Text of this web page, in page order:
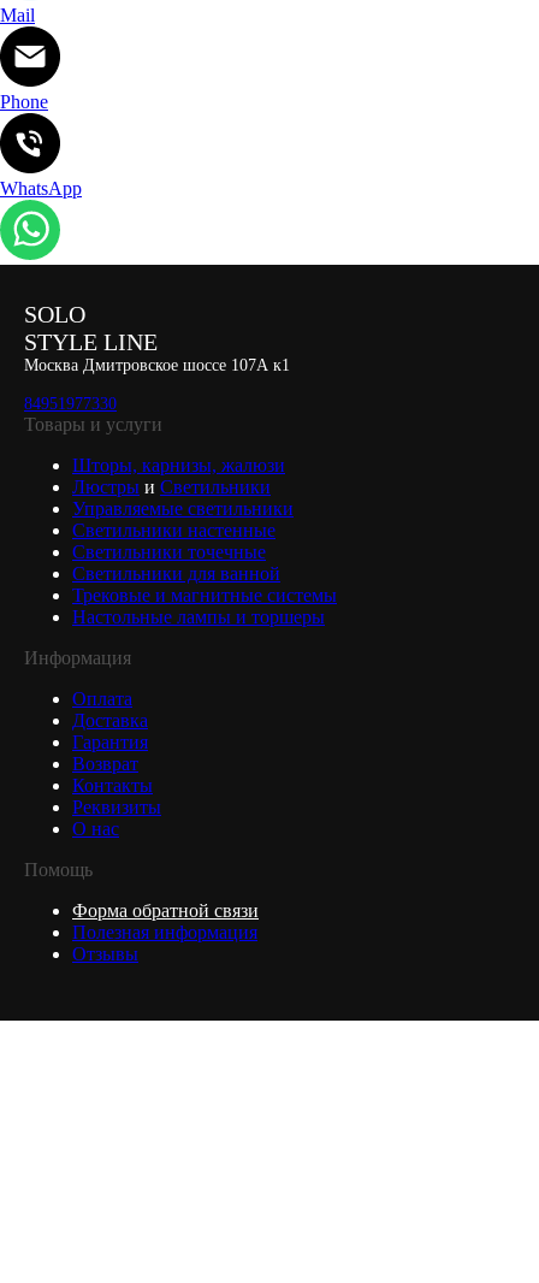
Mail
Phone
WhatsApp
SOLO
STYLE LINE
Москва Дмитровское шоссе 107А к1
84951977330
Товары и услуги
Шторы, карнизы, жалюзи
Люстры и Светильники
Управляемые светильники
Светильники настенные
Светильники точечные
Светильники для ванной
Трековые и магнитные системы
Настольные лампы и торшеры
Информация
Оплата
Доставка
Гарантия
Возврат
Контакты
Реквизиты
О нас
Помощь
Форма обратной связи
Полезная информация
Отзывы